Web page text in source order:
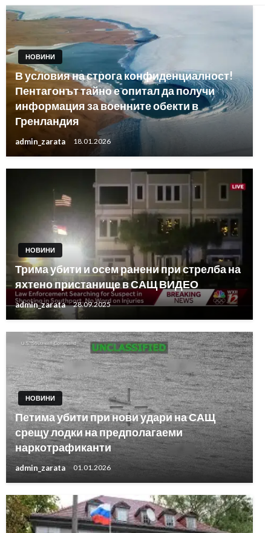
НОВИНИ
В условия на строга конфиденциалност!
Пентагонът тайно е опитал да получи
информация за военните обекти в
Гренландия
admin_zarata 18.01.2026
НОВИНИ
Трима убити и осем ранени при стрелба на
яхтено пристанище в САЩ ВИДЕО
admin_zarata 28.09.2025
НОВИНИ
Петима убити при нови удари на САЩ
срещу лодки на предполагаеми
наркотрафиканти
admin_zarata 01.01.2026